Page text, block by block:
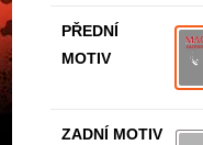
PŘEDNÍ
MOTIV
ZADNÍ MOTIV